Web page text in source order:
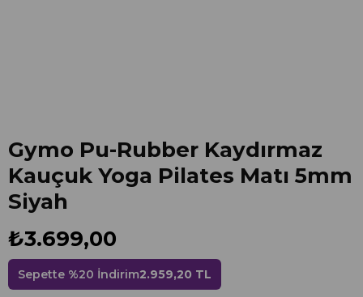
Gymo Pu-Rubber Kaydırmaz
Kauçuk Yoga Pilates Matı 5mm
Siyah
₺3.699,00
Sepette %20 İndirim2.959,20 TL